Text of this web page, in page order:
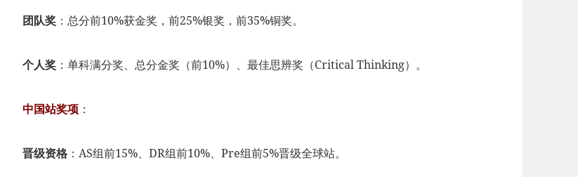
团队奖 ：总分前10%获金奖，前25%银奖，前35%铜奖。
个人奖 ：单科满分奖、总分金奖（前10%）、最佳思辨奖（Critical Thinking）。
中国站奖项 ：
晋级资格 ：AS组前15%、DR组前10%、Pre组前5%晋级全球站。